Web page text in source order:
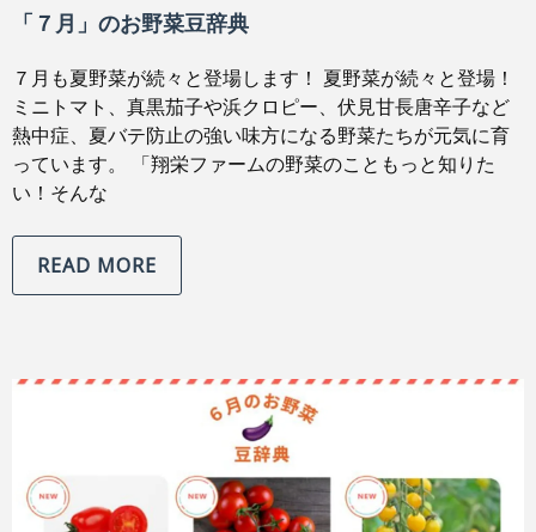
「７月」のお野菜豆辞典
７月も夏野菜が続々と登場します！ 夏野菜が続々と登場！
ミニトマト、真黒茄子や浜クロピー、伏見甘長唐辛子など
熱中症、夏バテ防止の強い味方になる野菜たちが元気に育
っています。 「翔栄ファームの野菜のこともっと知りた
い！そんな
READ MORE